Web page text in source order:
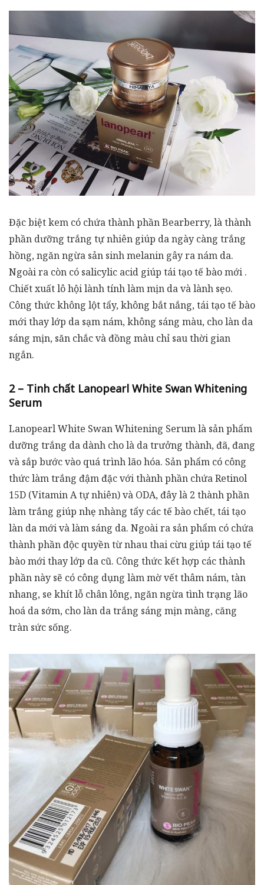
Đặc biệt kem có chứa thành phần Bearberry, là thành
phần dưỡng trắng tự nhiên giúp da ngày càng trắng
hồng, ngăn ngừa sản sinh melanin gây ra nám da.
Ngoài ra còn có salicylic acid giúp tái tạo tế bào mới .
Chiết xuất lô hội lành tính làm mịn da và lành sẹo.
Công thức không lột tẩy, không bắt nắng, tái tạo tế bào
mới thay lớp da sạm nám, không sáng màu, cho làn da
sáng mịn, săn chắc và đồng màu chỉ sau thời gian
ngắn.
2 – Tinh chất Lanopearl White Swan Whitening
Serum
Lanopearl White Swan Whitening Serum là sản phẩm
dưỡng trắng da dành cho là da trưởng thành, đã, đang
và sắp bước vào quá trình lão hóa. Sản phẩm có công
thức làm trắng đậm đặc với thành phần chứa Retinol
15D (Vitamin A tự nhiên) và ODA, đây là 2 thành phần
làm trắng giúp nhẹ nhàng tẩy các tế bào chết, tái tạo
làn da mới và làm sáng da. Ngoài ra sản phẩm có chứa
thành phần độc quyền từ nhau thai cừu giúp tái tạo tế
bào mới thay lớp da cũ. Công thức kết hợp các thành
phần này sẽ có công dụng làm mờ vết thâm nám, tàn
nhang, se khít lỗ chân lông, ngăn ngừa tình trạng lão
hoá da sớm, cho làn da trắng sáng mịn màng, căng
tràn sức sống.